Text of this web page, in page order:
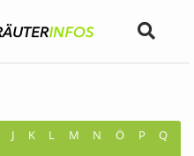
J K L M N Ö P
Q